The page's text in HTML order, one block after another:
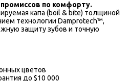
по комфорту.
капа (boil & bite) толщиной
технологии Damprotech™,
защиту зубов и точную
цветов
до $10 000